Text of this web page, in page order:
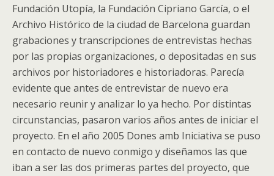
Fundación Utopía, la Fundación Cipriano García, o el
Archivo Histórico de la ciudad de Barcelona guardan
grabaciones y transcripciones de entrevistas hechas
por las propias organizaciones, o depositadas en sus
archivos por historiadores e historiadoras. Parecía
evidente que antes de entrevistar de nuevo era
necesario reunir y analizar lo ya hecho. Por distintas
circunstancias, pasaron varios años antes de iniciar el
proyecto. En el año 2005 Dones amb Iniciativa se puso
en contacto de nuevo conmigo y diseñamos las que
iban a ser las dos primeras partes del proyecto, que